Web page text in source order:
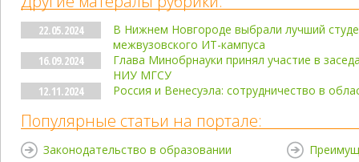
22.05.2024
В Нижнем Новгороде выбрали лучший
межвузовского ИТ-кампуса
16.09.2024
Глава Минобрнауки принял участие в
НИУ МГСУ
12.11.2024
Россия и Венесуэла: сотрудничество в
Популярные статьи на портале:
Законодательство в образовании